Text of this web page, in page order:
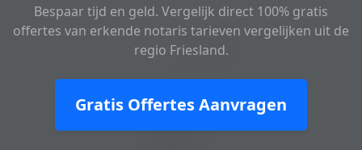
Bespaar tijd en geld. Vergelijk direct 100% gratis
offertes van erkende notaris tarieven vergelijken uit de
regio Friesland.
Gratis Offertes Aanvragen